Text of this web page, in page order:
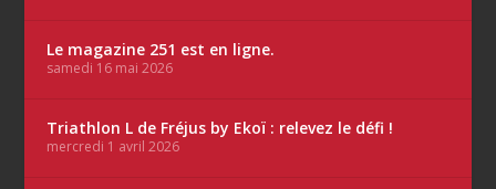
Le magazine 251 est en ligne.
samedi 16 mai 2026
Triathlon L de Fréjus by Ekoï : relevez le défi !
mercredi 1 avril 2026